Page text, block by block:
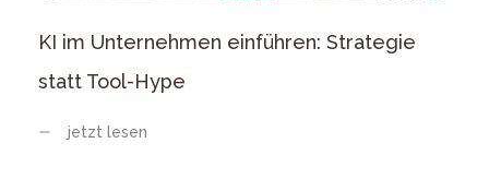
KI im Unternehmen einführen: Strategie
statt Tool-Hype
jetzt lesen